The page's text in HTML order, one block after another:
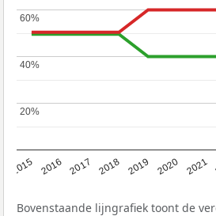
2015 2016 2017 2018 2019 2020 2021
20%
20%
40%
40%
60%
60%
Bovenstaande lijngrafiek toont de